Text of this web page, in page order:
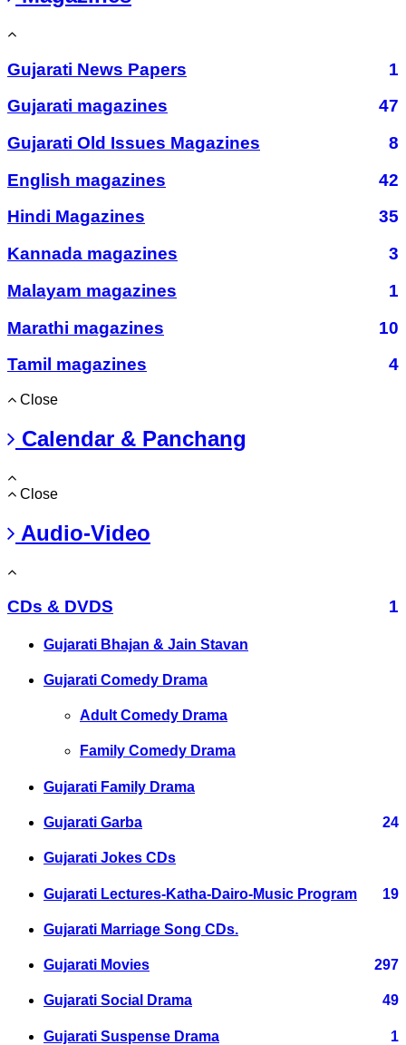
Gujarati News Papers
1
Gujarati magazines
47
Gujarati Old Issues Magazines
8
English magazines
42
Hindi Magazines
35
Kannada magazines
3
Malayam magazines
1
Marathi magazines
10
Tamil magazines
4
Close
Calendar & Panchang
Close
Audio-Video
CDs & DVDS 1
Gujarati Bhajan & Jain Stavan
Gujarati Comedy Drama
Adult Comedy Drama
Family Comedy Drama
Gujarati Family Drama
Gujarati Garba 24
Gujarati Jokes CDs
Gujarati Lectures-Katha-Dairo-Music Program 19
Gujarati Marriage Song CDs.
Gujarati Movies 297
Gujarati Social Drama 49
Gujarati Suspense Drama 1